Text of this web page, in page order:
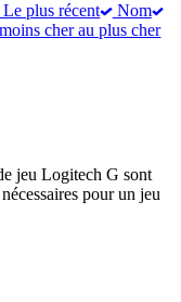
Le plus récent
Nom
cher au plus cher
jeu Logitech G sont
pour un jeu